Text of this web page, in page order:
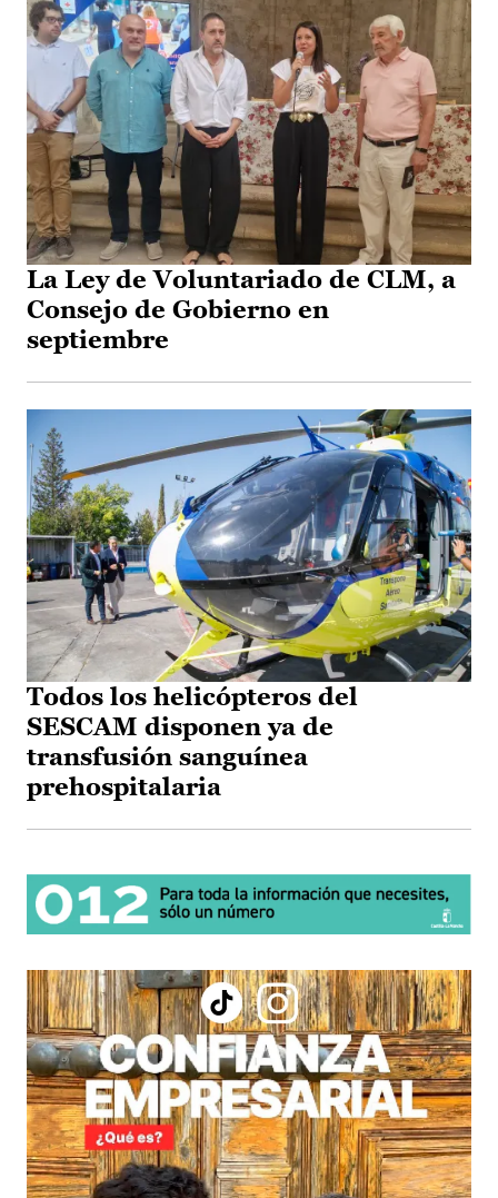
La Ley de Voluntariado de CLM, a
Consejo de Gobierno en
septiembre
Todos los helicópteros del
SESCAM disponen ya de
transfusión sanguínea
prehospitalaria